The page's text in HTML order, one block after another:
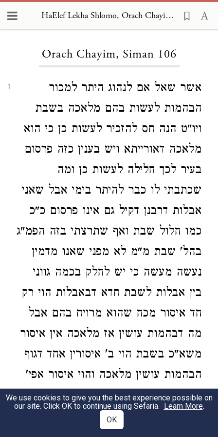
HaElef Lekha Shlomo, Orach Chayim 106
Orach Chayim, Siman 106
1
אשר שאל אם לנהוג היתר למכור
הבהמות לעשות בהם מלאכה בשבת
ויו"ט הנה חס להזכיר לעשות כן כי הוא
מלאכה דאורייתא ויש בענין כזה פרסום
בעיר לכך חלילה לעשות כן ומה
שכתבתי לו כבר להיתר בימי אבל שאני
אבלות דרבנן דקיל גם אינו פרסום כ"כ
כמו חלול שבת ואף שתרצתי בזה הפמ"ג
בהל' שבת מ"מ לא מפני שאנו מדמין
נעשה מעשה כי יש לחלק בכמה גווני
בין אבלות לשבת חדא דבאבלות הוי רק
חד איסור מכח שהוא מרויח בהם אבל
מה דבהמות עושין אז מלאכה אין איסור
משא"כ בשבת הוי ב' איסורין אחד דגוף
הבהמות עושין מלאכה והוי איסור אפי'
אם הי' בחנם והשנית מה שנוטל שכר
ואם השכיר הבהמות לקבל שכירות לפי
We use cookies to give you the best experience possible on
our site. Click OK to continue using Sefaria. Learn More.
OK